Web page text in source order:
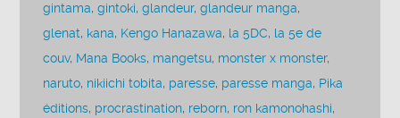
gintama,gintoki,glandeur,glandeur manga,
glenat, kana, Kengo Hanazawa, la 5DC, la 5e de
couv, Mana Books, mangetsu, monster x monster,
naruto, nikiichi tobita, paresse, paresse manga, Pika
éditions, procrastination, reborn, ron kamonohashi,